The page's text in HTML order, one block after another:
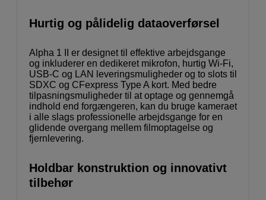
Hurtig og pålidelig dataoverførsel
Alpha 1 II er designet til effektive arbejdsgange
og inkluderer en dedikeret mikrofon, hurtig Wi-Fi,
USB-C og LAN leveringsmuligheder og to slots til
SDXC og CFexpress Type A kort. Med bedre
tilpasningsmuligheder til at optage og gennemgå
indhold end forgængeren, kan du bruge kameraet
i alle slags professionelle arbejdsgange for en
glidende overgang mellem filmoptagelse og
fjernlevering.
Holdbar konstruktion og innovativt
tilbehør